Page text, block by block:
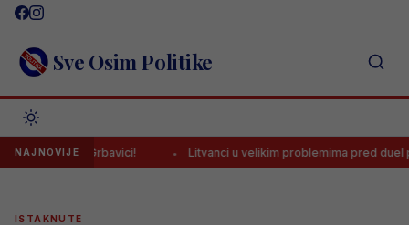
Skip
content Sve Osim Politike
NAJNOVIJE
Grbavici! Litvanci u velikim problemima pred duel protiv BiH
ISTAKNUTE